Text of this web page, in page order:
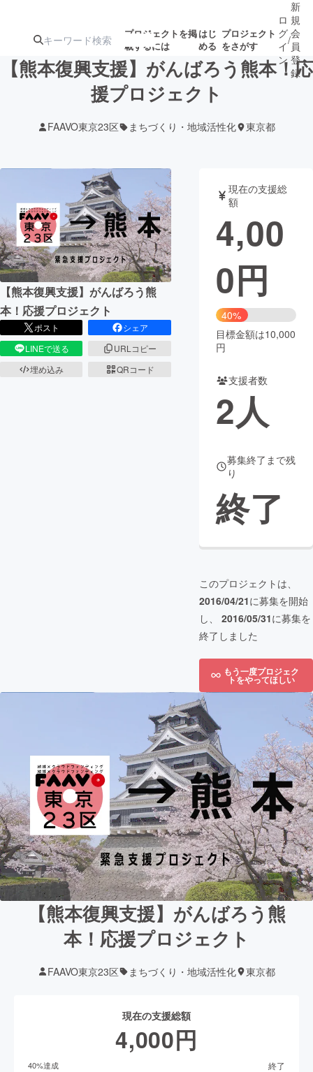
プロジェクトを掲
載するには
はじ
める
プロジェクト
をさがす
注目のリ
ターン
ジェクト
募集終了が近いプ
ロジェクト
もうすぐ公開
されます
アート・写真 音楽
テクノロジー・ガジェット ゲーム・サ
映像・映画 書籍・雑誌
ビジネス・起業 チャレンジ
まちづくり・地域活性化
CAMPFIRE Creation
コミュニティ
ロ
グ
イ
ン
/
新
規
会
員
登
録
【熊本復興支援】がんばろう熊本！応
援プロジェクト
FAAVO東京23区 まちづくり・地域活性化 東京都
【熊本復興支援】がんばろう熊
本！応援プロジェクト
ポスト
シェア
LINEで送る
URLコピー
埋め込み
QRコード
現在の支援総
額
4,00
0円
40%
目標金額は10,000
円
支援者数
2人
募集終了まで残
り
終了
このプロジェクトは、
2016/04/21に募集を開始
し、 2016/05/31に募集を
終了しました
もう一度プロジェク
トをやってほしい
【熊本復興支援】がんばろう熊
本！応援プロジェクト
FAAVO東京23区 まちづくり・地域活性化 東京都
現在の支援総額
4,000円
40%達成 終了